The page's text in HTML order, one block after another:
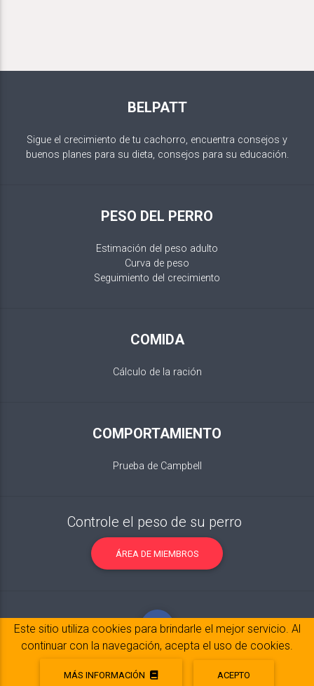
BELPATT
Sigue el crecimiento de tu cachorro, encuentra consejos y
buenos planes para su dieta, consejos para su educación.
PESO DEL PERRO
Estimación del peso adulto
Curva de peso
Seguimiento del crecimiento
COMIDA
Cálculo de la ración
COMPORTAMIENTO
Prueba de Campbell
Controle el peso de su perro
ÁREA DE MIEMBROS
Notas legales© 2017-2020 Copyright:belpatt.fr
Este sitio utiliza cookies para brindarle el mejor servicio. Al
continuar con la navegación, acepta el uso de cookies.
MÁS INFORMACIÓN ACEPTO